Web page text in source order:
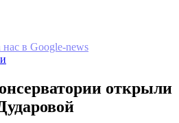
в Google-news
открыли